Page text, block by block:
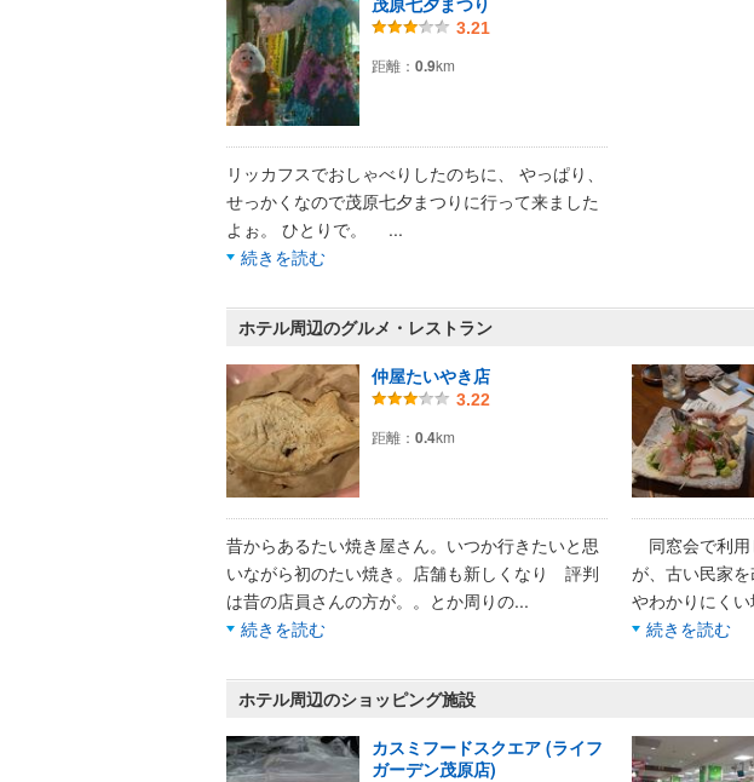
3.21
距離： 0.9km
リッカフスでおしゃべりしたのちに、 やっぱり、
せっかくなので茂原七夕まつりに行って来ました
よぉ。 ひとりで。 ...
続きを読む
ホテル周辺のグルメ・レストラン
仲屋たいやき店
3.22
距離： 0.4km
昔からあるたい焼き屋さん。いつか行きたいと思
いながら初のたい焼き。店舗も新しくなり 評判
は昔の店員さんの方が。。とか周りの...
続きを読む
同窓会で利用
が、古い民家
やわかりにく
続きを読む
ホテル周辺のショッピング施設
カスミフードスクエア (ライフ
ガーデン茂原店)